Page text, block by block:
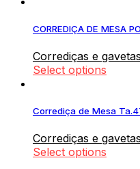
CORREDIÇA DE MESA
Corrediças e gavetas
Select options
Corrediça de Mesa
Corrediças e gavetas
Select options